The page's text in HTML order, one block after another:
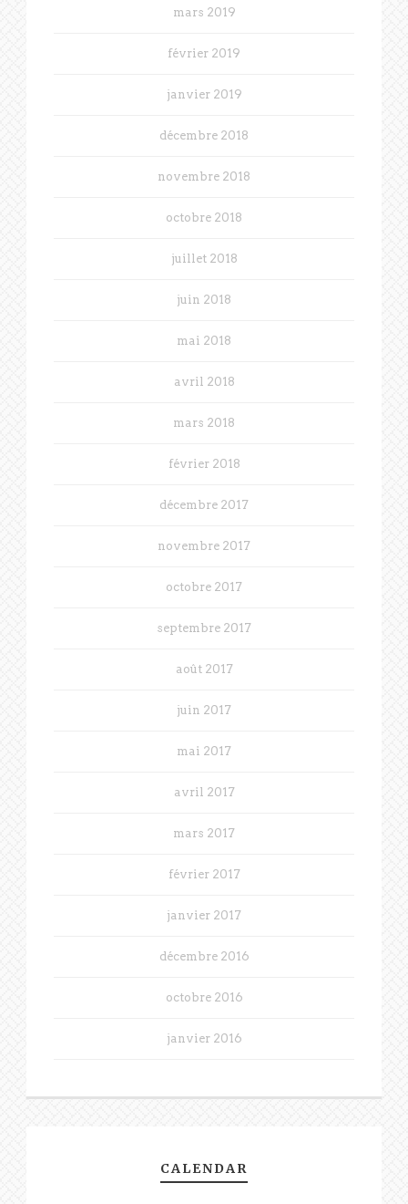
mars 2019
février 2019
janvier 2019
décembre 2018
novembre 2018
octobre 2018
juillet 2018
juin 2018
mai 2018
avril 2018
mars 2018
février 2018
décembre 2017
novembre 2017
octobre 2017
septembre 2017
août 2017
juin 2017
mai 2017
avril 2017
mars 2017
février 2017
janvier 2017
décembre 2016
octobre 2016
janvier 2016
CALENDAR